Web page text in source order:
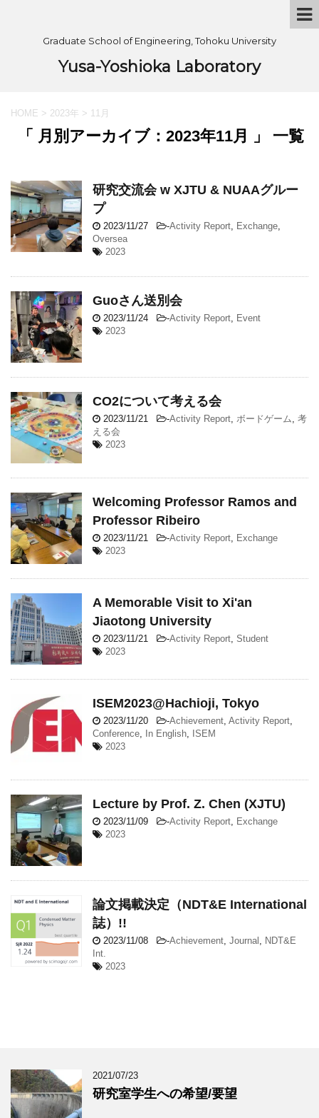
Graduate School of Engineering, Tohoku University
Yusa-Yoshioka Laboratory
HOME > 2023年 > 11月
「 月別アーカイブ：2023年11月 」 一覧
研究交流会 w XJTU & NUAAグルー
プ
2023/11/27 -Activity Report, Exchange,
Oversea
2023
Guoさん送別会
2023/11/24 -Activity Report, Event
2023
CO2について考える会
2023/11/21 -Activity Report, ボードゲーム, 考
える会
2023
Welcoming Professor Ramos and
Professor Ribeiro
2023/11/21 -Activity Report, Exchange
2023
A Memorable Visit to Xi'an
Jiaotong University
2023/11/21 -Activity Report, Student
2023
ISEM2023@Hachioji, Tokyo
2023/11/20 -Achievement, Activity Report,
Conference, In English, ISEM
2023
Lecture by Prof. Z. Chen (XJTU)
2023/11/09 -Activity Report, Exchange
2023
論文掲載決定（NDT&E International
誌）!!
2023/11/08 -Achievement, Journal , NDT&E
Int.
2023
2021/07/23
研究室学生への希望/要望